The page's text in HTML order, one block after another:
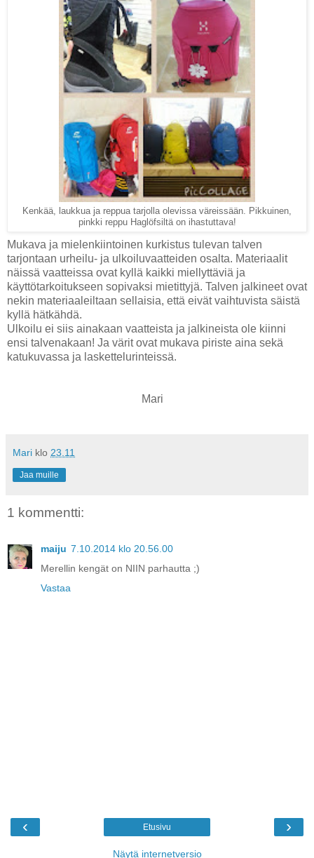
Kenkää, laukkua ja reppua tarjolla olevissa väreissään. Pikkuinen,
pinkki reppu Haglöfsiltä on ihastuttava!
Mukava ja mielenkiintoinen kurkistus tulevan talven
tarjontaan urheilu- ja ulkoiluvaatteiden osalta. Materiaalit
näissä vaatteissa ovat kyllä kaikki miellyttäviä ja
käyttötarkoitukseen sopivaksi mietittyjä. Talven jalkineet ovat
nekin materiaaleiltaan sellaisia, että eivät vaihtuvista säistä
kyllä hätkähdä.
Ulkoilu ei siis ainakaan vaatteista ja jalkineista ole kiinni
ensi talvenakaan! Ja värit ovat mukava piriste aina sekä
katukuvassa ja laskettelurinteissä.
Mari
Mari klo 23.11
Jaa muille
1 kommentti:
maiju 7.10.2014 klo 20.56.00
Merellin kengät on NIIN parhautta ;)
Vastaa
‹ ›
Etusivu
Näytä internetversio